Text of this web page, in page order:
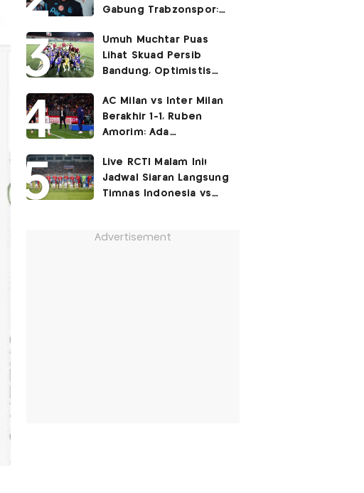
Gabung Trabzonspor:
Ronaldo, Harusnya ke
Juventus!
Umuh Muchtar Puas
Lihat Skuad Persib
Bandung, Optimistis
AC Milan vs Inter Milan
Berakhir 1-1, Ruben
Amorim: Ada
Live RCTI Malam Ini!
Jadwal Siaran Langsung
Timnas Indonesia vs
Advertisement